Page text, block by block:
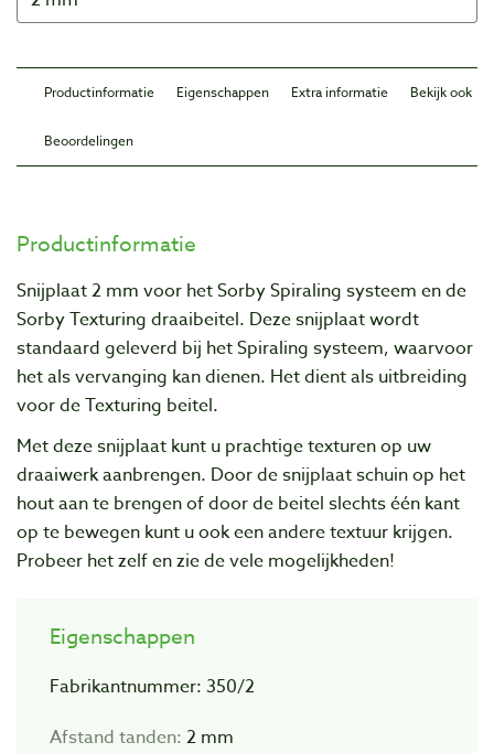
Productinformatie Eigenschappen Extra informatie Bekijk ook
Beoordelingen
Productinformatie
Snijplaat 2 mm voor het Sorby Spiraling systeem en de
Sorby Texturing draaibeitel. Deze snijplaat wordt
standaard geleverd bij het Spiraling systeem, waarvoor
het als vervanging kan dienen. Het dient als uitbreiding
voor de Texturing beitel.
Met deze snijplaat kunt u prachtige texturen op uw
draaiwerk aanbrengen. Door de snijplaat schuin op het
hout aan te brengen of door de beitel slechts één kant
op te bewegen kunt u ook een andere textuur krijgen.
Probeer het zelf en zie de vele mogelijkheden!
Eigenschappen
Fabrikantnummer: 350/2
Afstand tanden: 2 mm